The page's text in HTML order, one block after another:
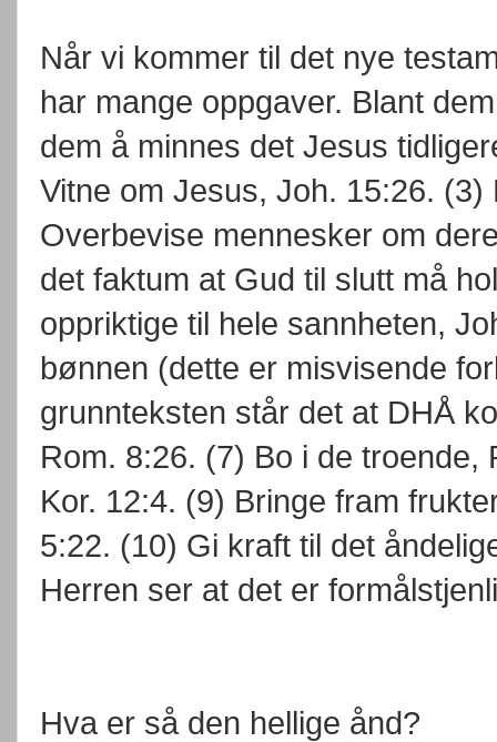
Når vi kommer til det nye
har mange oppgaver. Blant
dem å minnes det Jesus
Vitne om Jesus, Joh. 15:26.
Overbevise mennesker om
det faktum at Gud til slutt må
oppriktige til hele sannheten,
bønnen (dette er misvisende
grunnteksten står det at DHÅ
Rom. 8:26. (7) Bo i de troende,
Kor. 12:4. (9) Bringe fram
5:22. (10) Gi kraft til det
Herren ser at det er
Hva er så den hellige ånd?